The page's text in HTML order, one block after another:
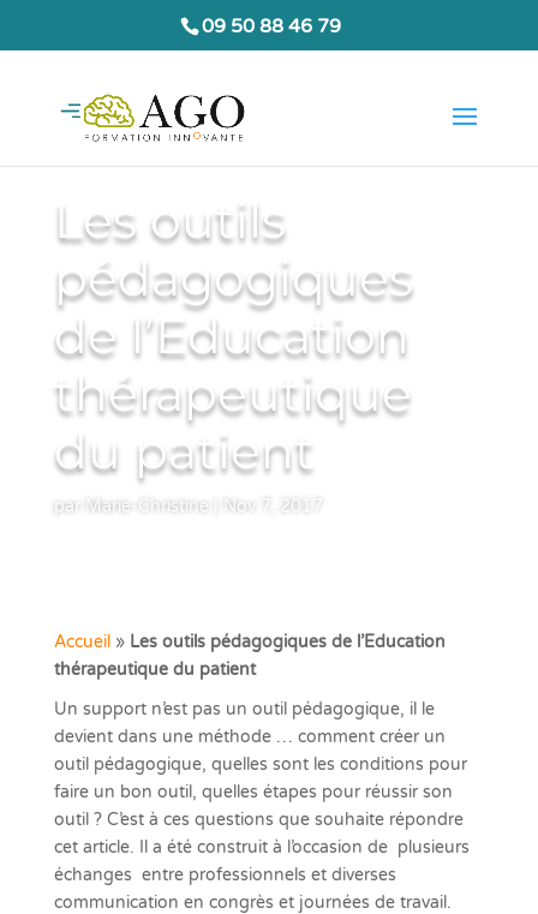
09 50 88 46 79
Les outils
pédagogiques
de l’Education
thérapeutique
du patient
par Marie-Christine Nov 7, 2017
Accueil» Les outils pédagogiques de l’Education
thérapeutique du patient
Un support n’est pas un outil pédagogique, il le
devient dans une méthode … comment créer un
outil pédagogique, quelles sont les conditions pour
faire un bon outil, quelles étapes pour réussir son
outil ? C’est à ces questions que souhaite répondre
cet article. Il a été construit à l’occasion de plusieurs
échanges entre professionnels et diverses
communication en congrès et journées de travail.